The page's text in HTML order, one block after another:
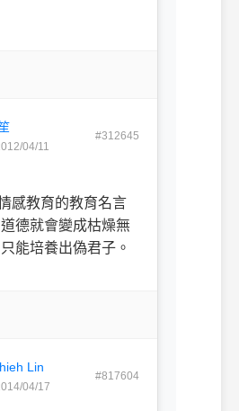
04/11
#312645
感教育的教育名言
德就會變成枯燥無
能培養出偽君子。
Lin
04/17
#817604